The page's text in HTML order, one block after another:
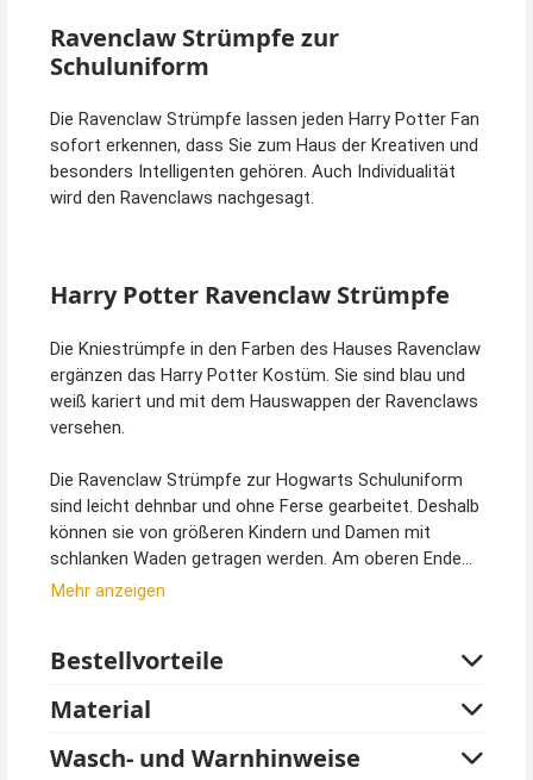
Ravenclaw Strümpfe zur
Schuluniform
Die Ravenclaw Strümpfe lassen jeden Harry Potter Fan
sofort erkennen, dass Sie zum Haus der Kreativen und
besonders Intelligenten gehören. Auch Individualität
wird den Ravenclaws nachgesagt.
Harry Potter Ravenclaw Strümpfe
Die Kniestrümpfe in den Farben des Hauses Ravenclaw
ergänzen das Harry Potter Kostüm. Sie sind blau und
weiß kariert und mit dem Hauswappen der Ravenclaws
versehen.
Die Ravenclaw Strümpfe zur Hogwarts Schuluniform
sind leicht dehnbar und ohne Ferse gearbeitet. Deshalb
können sie von größeren Kindern und Damen mit
schlanken Waden getragen werden. Am oberen Ende
ist ein Gummiband für besseren halt eingearbeitet. Von
30 cm.
Strümpfe sind Hygieneartikel und werden versiegelt
zurückgegeben werden.
Mehr anzeigen
Bestellvorteile
Material
Wasch- und Warnhinweise